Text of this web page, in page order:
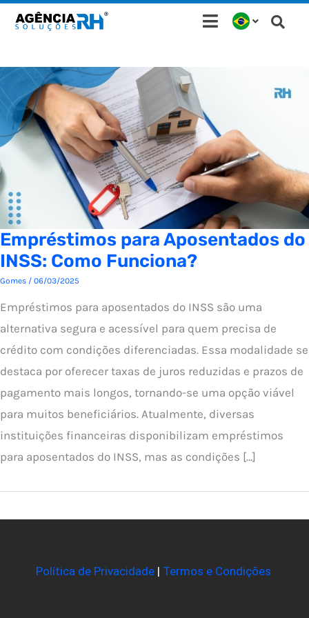
para
conteúdo
Empréstimos para Aposentados do
INSS: Como Funciona?
Gomes / 06/03/2025
Empréstimos para aposentados do INSS são uma
alternativa segura e acessível para quem precisa de
crédito com condições diferenciadas. Essa modalidade se
destaca por oferecer taxas de juros reduzidas e prazos de
pagamento mais longos, tornando-se uma opção viável
para muitos beneficiários. Atualmente, diversas
instituições financeiras disponibilizam empréstimos
para aposentados do INSS, mas as condições […]
Política de Privacidade| Termos e Condições